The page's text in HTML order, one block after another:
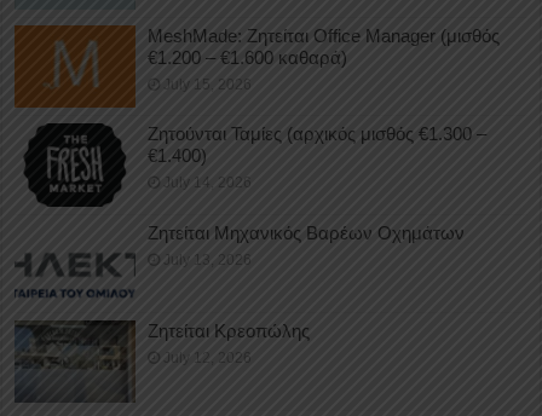
MeshMade: Ζητείται Office Manager (μισθός
€1.200 – €1.600 καθαρά)
July 15, 2026
Ζητούνται Ταμίες (αρχικός μισθός €1.300 –
€1.400)
July 14, 2026
Ζητείται Μηχανικός Βαρέων Οχημάτων
July 13, 2026
Ζητείται Κρεοπώλης
July 12, 2026